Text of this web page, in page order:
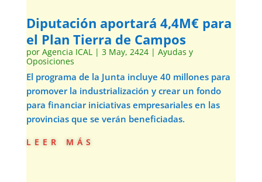
Diputación aportará 4,4M€ para
el Plan Tierra de Campos
por Agencia ICAL| 3 May, 2424| Ayudas y
Oposiciones
El programa de la Junta incluye 40 millones para
promover la industrialización y crear un fondo
para financiar iniciativas empresariales en las
provincias que se verán beneficiadas.
leer más